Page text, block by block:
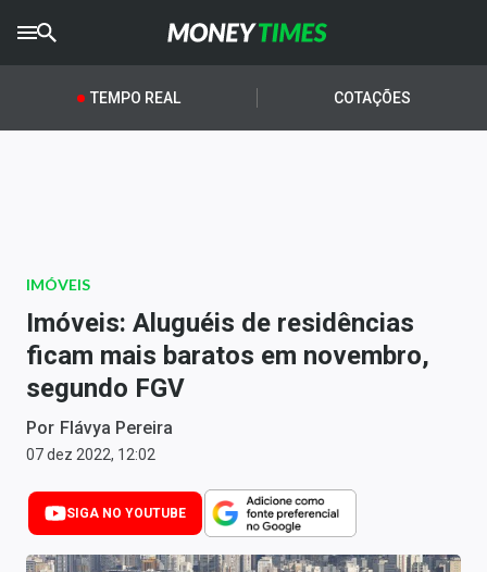
CRYPTOTIMES
AGROTIMES
Newsletters
Money Trader
Anuncie
Últimas Notícias
Newsletters
Cotações
TEMPO REAL COTAÇÕES
IMÓVEIS
Imóveis: Aluguéis de residências
ficam mais baratos em novembro,
segundo FGV
Por Flávya Pereira
07 dez 2022, 12:02
SIGA NO YOUTUBE